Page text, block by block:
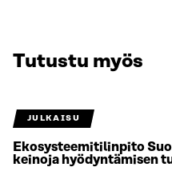
Tutustu myös
JULKAISU
Ekosysteemitilinpito
keinoja hyödyntämisen